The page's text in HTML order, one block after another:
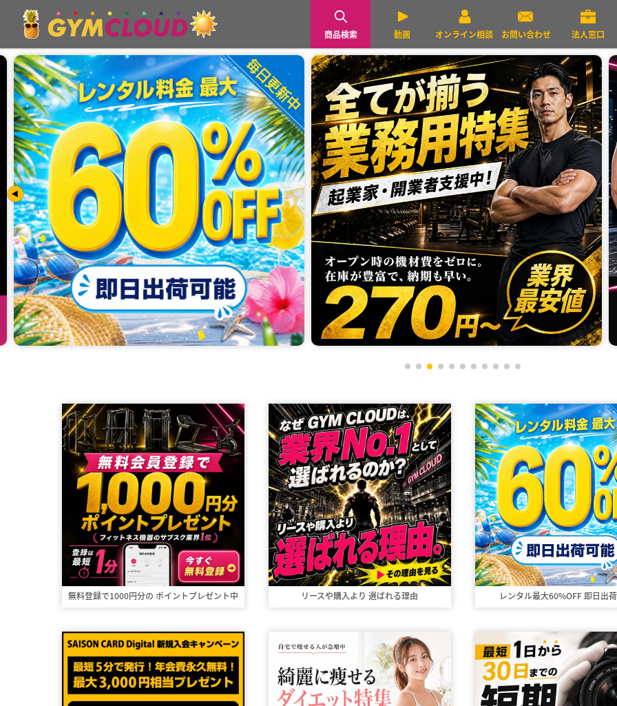
商品検索 動画 オンライン相談 お問い合わせ 法人窓口
無料登録で1000円分の ポイントプレゼント中 リースや購入より 選ばれる理由 レンタル最大60%OFF即日出